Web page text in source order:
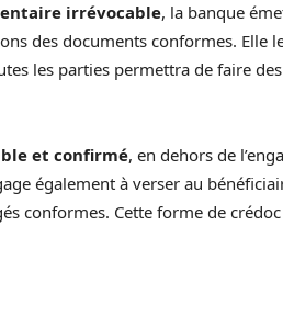
irrévocable, la banque
des documents conformes. Elle
les parties permettra de faire
et confirmé, en dehors de
également à verser au
conformes. Cette forme de